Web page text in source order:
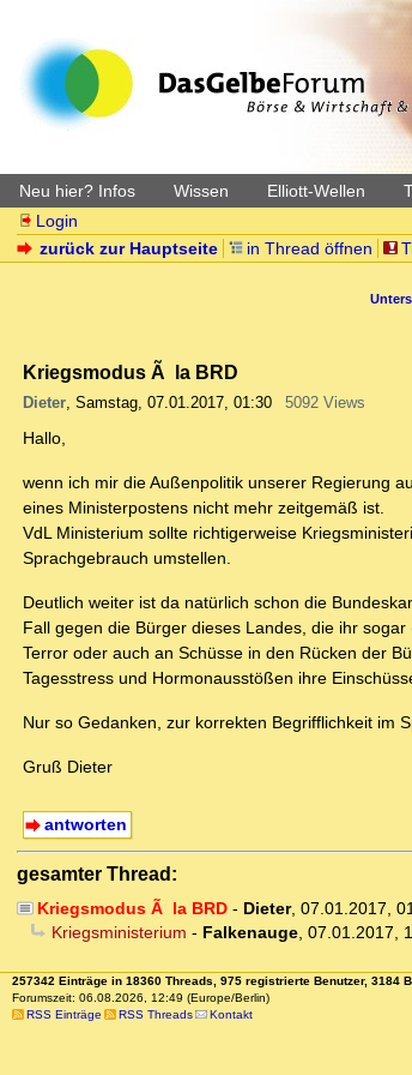
Neu hier? Infos Wissen Elliott-Wellen
Login
zurück zur Hauptseite
in Thread öffnen
Kriegsmodus Ã la BRD
Dieter, Samstag, 07.01.2017, 01:30 5092 Views
Hallo,
wenn ich mir die Außenpolitik unserer Regierung
eines Ministerpostens nicht mehr zeitgemäß ist.
VdL Ministerium sollte richtigerweise
Sprachgebrauch umstellen.
Deutlich weiter ist da natürlich schon die
Fall gegen die Bürger dieses Landes, die ihr
Terror oder auch an Schüsse in den Rücken der
Tagesstress und Hormonausstößen ihre
Nur so Gedanken, zur korrekten Begrifflichkeit im
Gruß Dieter
antworten
gesamter Thread:
Kriegsmodus Ã la BRD- Dieter, 07.01.2017,
Kriegsministerium - Falkenauge, 07.01.2017,
257342 Einträge in 18360 Threads, 975 registrierte Benutzer, 3184
Forumszeit: 06.08.2026, 12:49 (Europe/Berlin)
RSS Einträge
RSS Threads Kontakt